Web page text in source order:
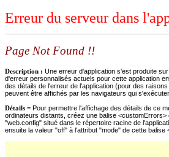
Erreur du serveur dans
Page Not Found !!
Description : Une erreur d'application s'est produite
d'erreur personnalisés actuels pour cette application
des détails de l'erreur de l'application (pour des
peuvent être affichés par les navigateurs qui
Détails = Pour permettre l'affichage des détails de ce
ordinateurs distants, créez une balise <customErrors>
"web.config" situé dans le répertoire racine de
ensuite la valeur "off" à l'attribut "mode" de cette balise